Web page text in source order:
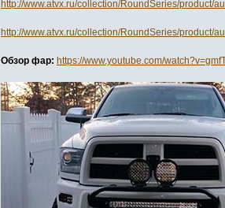
http://www.atvx.ru/collection/RoundSeries/product/
http://www.atvx.ru/collection/RoundSeries/product/
Обзор фар: https://www.youtube.com/